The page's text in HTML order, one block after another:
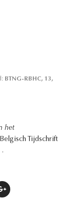
BTNG-RBHC, 13,
het
Tijdschrift
.